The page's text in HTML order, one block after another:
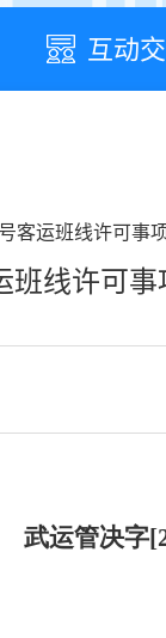
互动
客运班线许可事
线许可
武运管决字